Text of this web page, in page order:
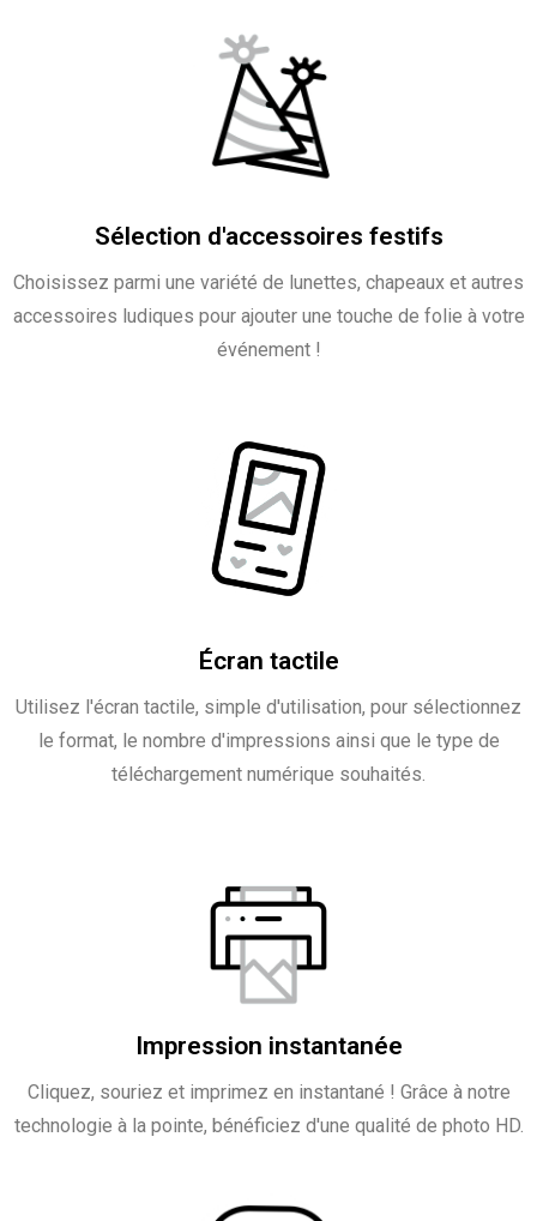
Sélection d'accessoires festifs
Choisissez parmi une variété de lunettes, chapeaux et autres
accessoires ludiques pour ajouter une touche de folie à votre
événement !
Écran tactile
Utilisez l'écran tactile, simple d'utilisation, pour sélectionnez
le format, le nombre d'impressions ainsi que le type de
téléchargement numérique souhaités.
Impression instantanée
Cliquez, souriez et imprimez en instantané ! Grâce à notre
technologie à la pointe, bénéficiez d'une qualité de photo HD.